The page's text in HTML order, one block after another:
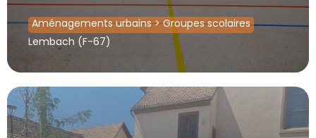
Aménagements urbains>Groupes scolaires
Lembach (F-67)